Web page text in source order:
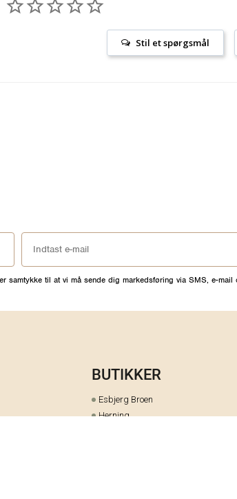
Stil et spørgsmål
samtykke til at vi må sende dig markedsføring via SMS, e-
BUTIKKER
Esbjerg Broen
Herning